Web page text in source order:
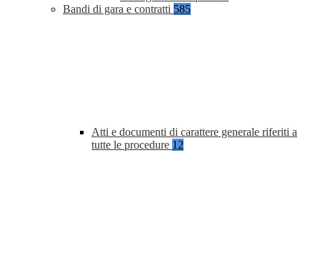
Bandi di gara e contratti 585
Atti e documenti di carattere generale riferiti a
tutte le procedure 12